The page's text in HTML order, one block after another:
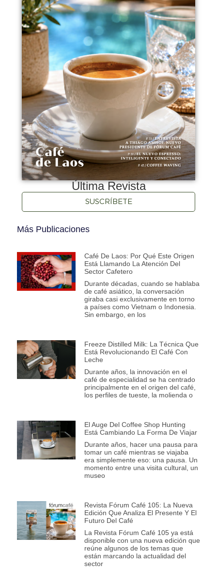
Última Revista
SUSCRÍBETE
Más Publicaciones
Café De Laos: Por Qué Este Origen
Está Llamando La Atención Del
Sector Cafetero
Durante décadas, cuando se hablaba
de café asiático, la conversación
giraba casi exclusivamente en torno
a países como Vietnam o Indonesia.
Sin embargo, en los
Freeze Distilled Milk: La Técnica Que
Está Revolucionando El Café Con
Leche
Durante años, la innovación en el
café de especialidad se ha centrado
principalmente en el origen del café,
los perfiles de tueste, la molienda o
El Auge Del Coffee Shop Hunting
Está Cambiando La Forma De Viajar
Durante años, hacer una pausa para
tomar un café mientras se viajaba
era simplemente eso: una pausa. Un
momento entre una visita cultural, un
museo
Revista Fórum Café 105: La Nueva
Edición Que Analiza El Presente Y El
Futuro Del Café
La Revista Fórum Café 105 ya está
disponible con una nueva edición que
reúne algunos de los temas que
están marcando la actualidad del
sector